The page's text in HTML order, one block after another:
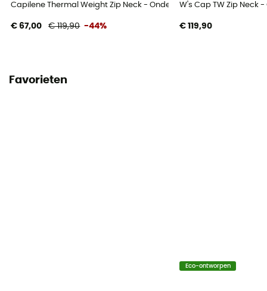
Capilene Thermal Weight Zip Neck - Ondergoed
€ 67,00 € 119,90 -44%
W's Cap TW Zip Neck
€ 119,90
Favorieten
Eco-ontworpen